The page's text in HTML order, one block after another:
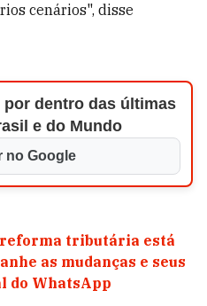
cenários", disse
por dentro das últimas
e do Mundo
no Google
tributária está
as mudanças e seus
do WhatsApp